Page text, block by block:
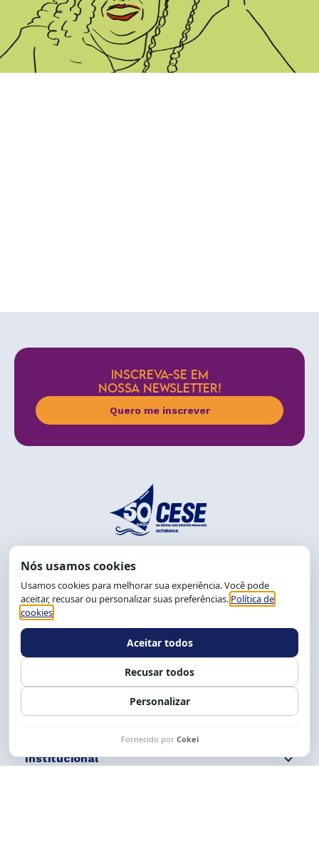
INSCREVA-SE EM
NOSSA NEWSLETTER!
Quero me inscrever
End.: R. da Graça, 150. Graça
CEP: 40.150-055
Salvador-BA, Brasil.
Tel.: (71) 2104-5457, Cel.: (71) 9 9239-2104 ou 2105
Expediente: 8h às 12h e 13 às 17h.
Siga nossas redes Fale conosco
Institucional